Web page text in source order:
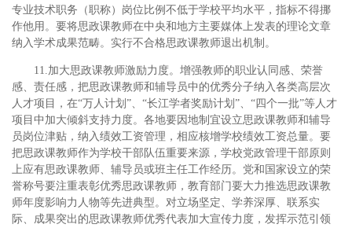
专业技术职务（职称）岗位比例不低于学校平均水平，指标不得挪
作他用。要将思政课教师在中央和地方主要媒体上发表的理论文章
纳入学术成果范畴。实行不合格思政课教师退出机制。
11.加大思政课教师激励力度。增强教师的职业认同感、荣誉
感、责任感，把思政课教师和辅导员中的优秀分子纳入各类高层次
人才项目，在“万人计划”、“长江学者奖励计划”、“四个一批”等人才
项目中加大倾斜支持力度。各地要因地制宜设立思政课教师和辅导
员岗位津贴，纳入绩效工资管理，相应核增学校绩效工资总量。要
把思政课教师作为学校干部队伍重要来源，学校党政管理干部原则
上应有思政课教师、辅导员或班主任工作经历。党和国家设立的荣
誉称号要注重表彰优秀思政课教师，教育部门要大力推选思政课教
师年度影响力人物等先进典型。对立场坚定、学养深厚、联系实
际、成果突出的思政课教师优秀代表加大宣传力度，发挥示范引领